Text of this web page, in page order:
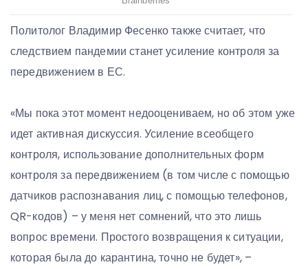
Политолог Владимир Фесенко также считает, что
следствием пандемии станет усиление контроля за
передвижением в ЕС.
«Мы пока этот момент недооцениваем, но об этом уже
идет активная дискуссия. Усиление всеобщего
контроля, использование дополнительных форм
контроля за передвижением (в том числе с помощью
датчиков распознавания лиц, с помощью телефонов,
QR-кодов) – у меня нет сомнений, что это лишь
вопрос времени. Простого возвращения к ситуации,
которая была до карантина, точно не будет», –